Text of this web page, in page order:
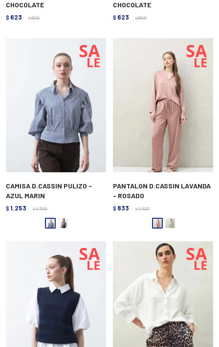
CHOCOLATE
$ 623 $ 890
CHOCOLATE
$ 623 $ 890
CAMISA D.CASSIN PULIZO -
AZUL MARIN
$ 1.253 $ 1.790
PANTALON D.CASSIN LAVANDA
- ROSADO
$ 833 $ 1.190